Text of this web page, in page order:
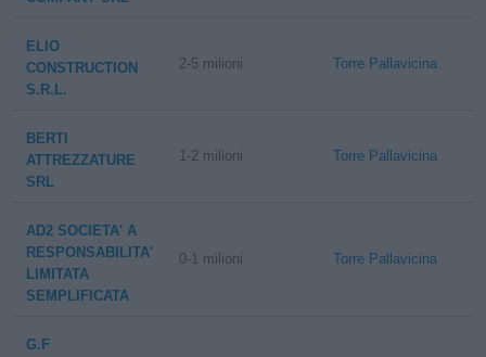
ELIO
CONSTRUCTION
S.R.L.
2-5 milioni Torre Pallavicina
BERTI
ATTREZZATURE
SRL
1-2 milioni Torre Pallavicina
AD2 SOCIETA' A
RESPONSABILITA'
LIMITATA
SEMPLIFICATA
0-1 milioni Torre Pallavicina
G.F